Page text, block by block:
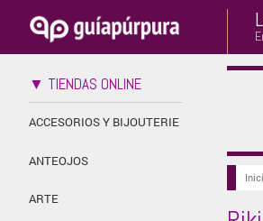
▼ TIENDAS ONLINE
ACCESORIOS Y BIJOUTERIE
ANTEOJOS
ARTE